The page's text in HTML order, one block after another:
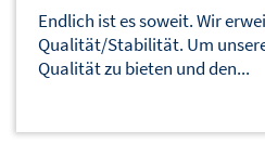
Endlich ist es soweit. Wir
Qualität/Stabilität. Um
Qualität zu bieten und den...